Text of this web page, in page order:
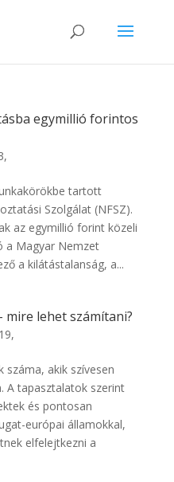
egymillió forintos
tartott
Szolgálat (NFSZ).
az egymillió forint közeli
a Magyar Nemzet
a kilátástalanság, a...
mire lehet számítani?
száma, akik szívesen
A tapasztalatok szerint
és pontosan
európai államokkal,
elfelejtkezni a